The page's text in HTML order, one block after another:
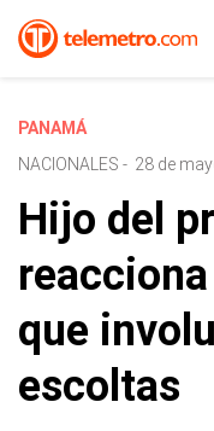
PANAMÁ
NACIONALES - 28 de
Hijo del
que
escoltas